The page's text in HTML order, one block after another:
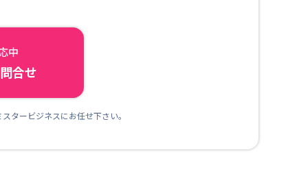
中
合せ
タービジネスにお任せ下さい。